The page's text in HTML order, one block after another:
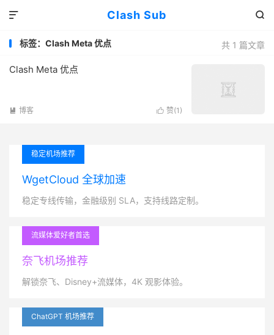
Clash Sub 

共 1 篇文章
标签：Clash Meta 优点
Clash Meta 优点
 赞(1 )
 博客
稳定机场推荐
WgetCloud 全球加速
稳定专线传输，金融级别 SLA，支持线路定制。
流媒体爱好者首选
奈飞机场推荐
解锁奈飞、Disney+流媒体，4K 观影体验。
ChatGPT 机场推荐